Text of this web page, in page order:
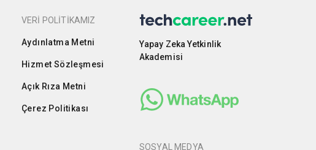
VERİ POLİTİKAMIZ
Aydınlatma Metni
Hizmet Sözleşmesi
Açık Rıza Metni
Çerez Politikası
Yapay Zeka Yetkinlik
Akademisi
SOSYAL MEDYA